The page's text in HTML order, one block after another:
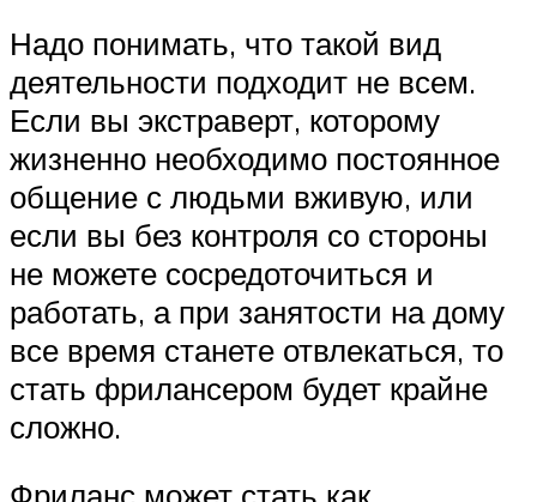
Надо понимать, что такой вид
деятельности подходит не всем.
Если вы экстраверт, которому
жизненно необходимо постоянное
общение с людьми вживую, или
если вы без контроля со стороны
не можете сосредоточиться и
работать, а при занятости на дому
все время станете отвлекаться, то
стать фрилансером будет крайне
сложно.